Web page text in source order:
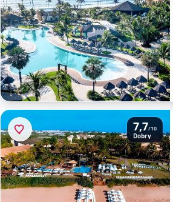
7,7/10
Dobry